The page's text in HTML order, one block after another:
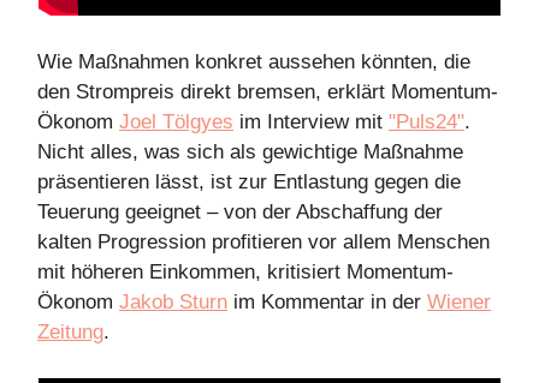
Wie Maßnahmen konkret aussehen könnten, die
den Strompreis direkt bremsen, erklärt Momentum-
Ökonom Joel Tölgyes im Interview mit "Puls24".
Nicht alles, was sich als gewichtige Maßnahme
präsentieren lässt, ist zur Entlastung gegen die
Teuerung geeignet – von der Abschaffung der
kalten Progression profitieren vor allem Menschen
mit höheren Einkommen, kritisiert Momentum-
Ökonom Jakob Sturn im Kommentar in der Wiener
Zeitung.